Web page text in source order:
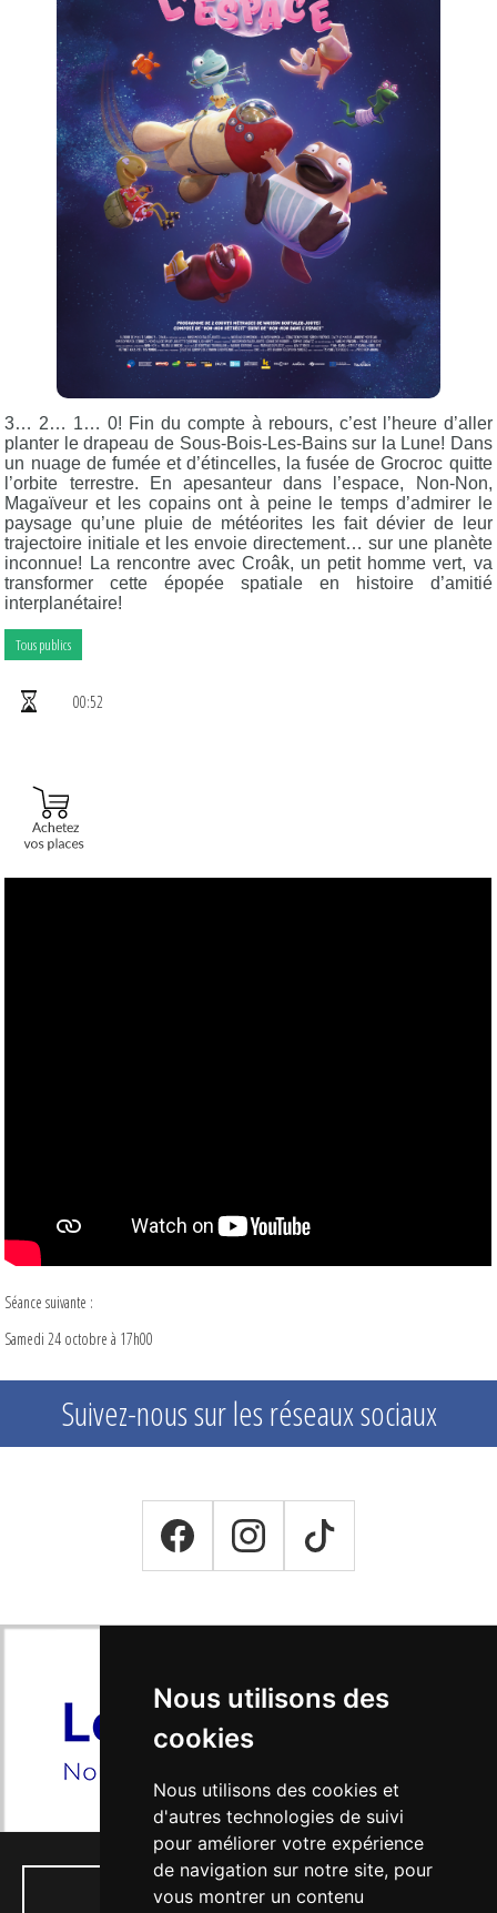
Nous utilisons des
cookies
Nous utilisons des cookies et
d'autres technologies de suivi
pour améliorer votre expérience
de navigation sur notre site, pour
vous montrer un contenu
3… 2… 1… 0! Fin du compte à rebours, c’est l’heure d’aller
planter le drapeau de Sous-Bois-Les-Bains sur la Lune! Dans
un nuage de fumée et d’étincelles, la fusée de Grocroc quitte
l’orbite terrestre. En apesanteur dans l’espace, Non-Non,
Magaïveur et les copains ont à peine le temps d’admirer le
paysage qu’une pluie de météorites les fait dévier de leur
trajectoire initiale et les envoie directement… sur une planète
inconnue! La rencontre avec Croâk, un petit homme vert, va
transformer cette épopée spatiale en histoire d’amitié
interplanétaire!
Tous publics
00:52
Séance suivante :
Samedi 24 octobre à 17h00
Suivez-nous sur les réseaux sociaux